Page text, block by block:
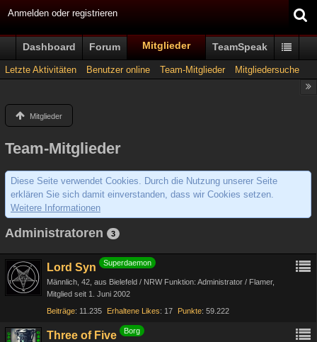
Anmelden oder registrieren
Dashboard Forum Mitglieder TeamSpeak
Letzte Aktivitäten Benutzer online Team-Mitglieder Mitgliedersuche
Mitglieder
Team-Mitglieder
Diese Seite verwendet Cookies. Durch die Nutzung unserer Seite
erklären Sie sich damit einverstanden, dass wir Cookies setzen.
Weitere Informationen
Administratoren 3
Lord Syn Superdaemon
Männlich 42 aus Bielefeld / NRW Funktion: Administrator / Flamer
Mitglied seit 1. Juni 2002
Beiträge 11.235 Erhaltene Likes 17 Punkte 59.222
Three of Five Borg